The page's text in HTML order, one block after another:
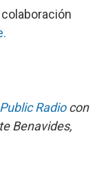
Radiocon
Benavides,